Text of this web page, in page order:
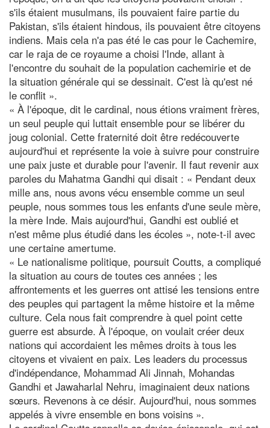
s'ils étaient musulmans, ils pouvaient faire partie du
Pakistan, s'ils étaient hindous, ils pouvaient être citoyens
indiens. Mais cela n'a pas été le cas pour le Cachemire,
car le raja de ce royaume a choisi l'Inde, allant à
l'encontre du souhait de la population cachemirie et de
la situation générale qui se dessinait. C'est là qu'est né
le conflit ».
« À l'époque, dit le cardinal, nous étions vraiment frères,
un seul peuple qui luttait ensemble pour se libérer du
joug colonial. Cette fraternité doit être redécouverte
aujourd'hui et représente la voie à suivre pour construire
une paix juste et durable pour l'avenir. Il faut revenir aux
paroles du Mahatma Gandhi qui disait : « Pendant deux
mille ans, nous avons vécu ensemble comme un seul
peuple, nous sommes tous les enfants d'une seule mère,
la mère Inde. Mais aujourd'hui, Gandhi est oublié et
n'est même plus étudié dans les écoles », note-t-il avec
une certaine amertume.
« Le nationalisme politique, poursuit Coutts, a compliqué
la situation au cours de toutes ces années ; les
affrontements et les guerres ont attisé les tensions entre
des peuples qui partagent la même histoire et la même
culture. Cela nous fait comprendre à quel point cette
guerre est absurde. À l'époque, on voulait créer deux
nations qui accordaient les mêmes droits à tous les
citoyens et vivaient en paix. Les leaders du processus
d'indépendance, Mohammad Ali Jinnah, Mohandas
Gandhi et Jawaharlal Nehru, imaginaient deux nations
sœurs. Revenons à ce désir. Aujourd'hui, nous sommes
appelés à vivre ensemble en bons voisins ».